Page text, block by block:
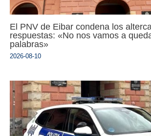
El PNV de Eibar condena los
respuestas: «No nos vamos a
palabras»
2026-08-10